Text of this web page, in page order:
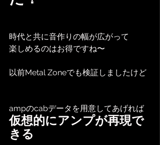
時代と共に音作りの幅が広がって
楽しめるのはお得ですね〜
以前Metal Zoneでも検証しましたけど
ampのcabデータを用意してあげれば
仮想的にアンプが再現で
きる